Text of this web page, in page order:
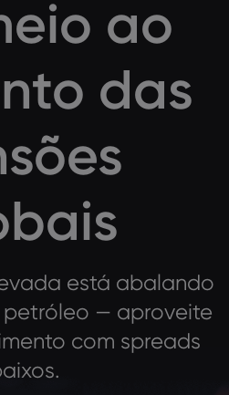
Acerca da
Ofertas globais
Prêmios e mídia
Perguntas
Fale com o suporte
Reclamações
Dados e
Pacote jurídico
ao
das
está abalando
— aproveite
com spreads